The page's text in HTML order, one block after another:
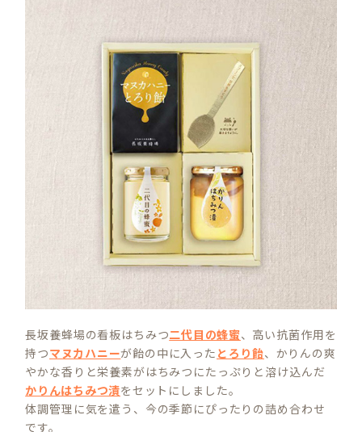
長坂養蜂場の看板はちみつ二代目の蜂蜜、高い抗菌作用を
持つマヌカハニーが飴の中に入った とろり飴、かりんの爽
やかな香りと栄養素がはちみつにたっぷりと溶け込んだ
かりんはちみつ漬をセットにしました。
体調管理に気を遣う、今の季節にぴったりの詰め合わせ
です。